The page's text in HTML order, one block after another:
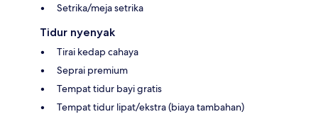
Setrika/meja setrika
Tidur nyenyak
Tirai kedap cahaya
Seprai premium
Tempat tidur bayi gratis
Tempat tidur lipat/ekstra (biaya tambahan)